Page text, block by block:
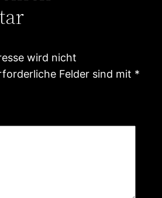
wird nicht
Felder sind mit *